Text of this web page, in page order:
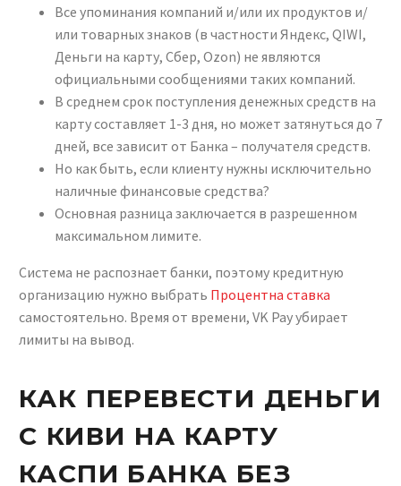
Все упоминания компаний и/или их продуктов и/
или товарных знаков (в частности Яндекс, QIWI,
Деньги на карту, Сбер, Ozon) не являются
официальными сообщениями таких компаний.
В среднем срок поступления денежных средств на
карту составляет 1-3 дня, но может затянуться до 7
дней, все зависит от Банка – получателя средств.
Но как быть, если клиенту нужны исключительно
наличные финансовые средства?
Основная разница заключается в разрешенном
максимальном лимите.
Система не распознает банки, поэтому кредитную
организацию нужно выбрать Процентна ставка
самостоятельно. Время от времени, VK Pay убирает
лимиты на вывод.
КАК ПЕРЕВЕСТИ ДЕНЬГИ
С КИВИ НА КАРТУ
КАСПИ БАНКА БЕЗ